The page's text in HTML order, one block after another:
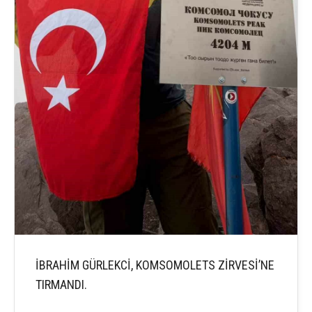
İBRAHİM GÜRLEKCİ, KOMSOMOLETS ZİRVESİ’NE
TIRMANDI.